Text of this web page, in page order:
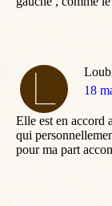
dit
18
Elle est en accord
qui
pour ma part